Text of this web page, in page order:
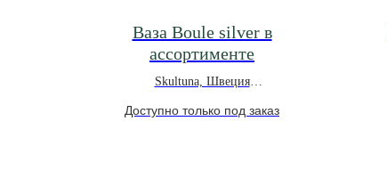
Ваза Boule silver в
ассортименте
Skultuna, Швеция